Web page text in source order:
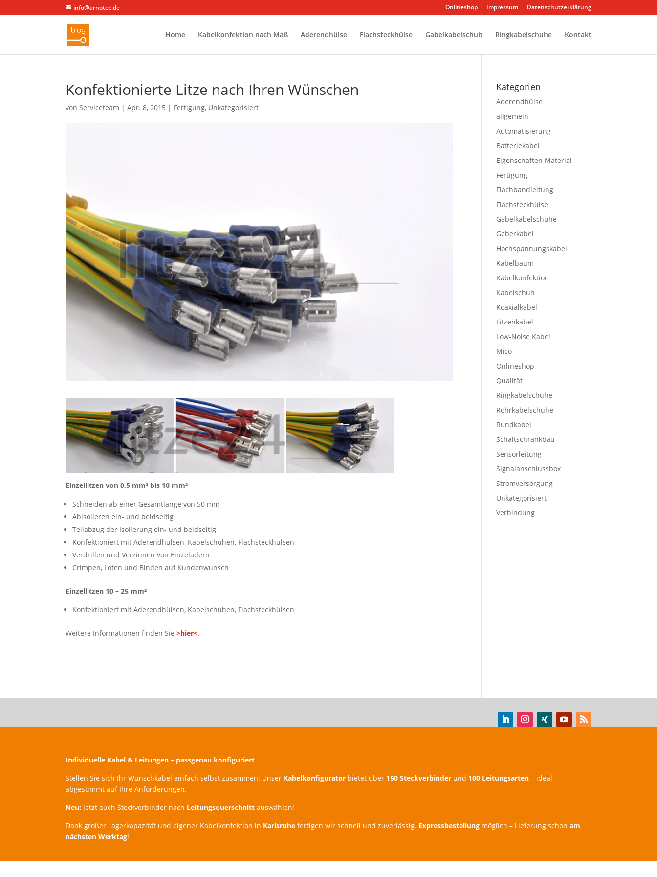
info@arnotec.de Onlineshop Impressum Datenschutzerklärung
Home Kabelkonfektion nach Maß Aderendhülse Flachsteckhülse Gabelkabelschuh Ringkabelschuhe Kontakt
Konfektionierte Litze nach Ihren Wünschen
vonServiceteam |Apr. 8, 2015 | Fertigung, Unkategorisiert
Einzellitzen von 0,5 mm² bis 10 mm²
Schneiden ab einer Gesamtlänge von 50 mm
Abisolieren ein- und beidseitig
Teilabzug der Isolierung ein- und beidseitig
Konfektioniert mit Aderendhülsen, Kabelschuhen, Flachsteckhülsen
Verdrillen und Verzinnen von Einzeladern
Crimpen, Löten und Binden auf Kundenwunsch
Einzellitzen 10 – 25 mm²
Konfektioniert mit Aderendhülsen, Kabelschuhen, Flachsteckhülsen
Weitere Informationen finden Sie>hier<.
Kategorien
Aderendhülse
allgemein
Automatisierung
Batteriekabel
Eigenschaften Material
Fertigung
Flachbandleitung
Flachsteckhülse
Gabelkabelschuhe
Geberkabel
Hochspannungskabel
Kabelbaum
Kabelkonfektion
Kabelschuh
Koaxialkabel
Litzenkabel
Low-Noise Kabel
Mico
Onlineshop
Qualität
Ringkabelschuhe
Rohrkabelschuhe
Rundkabel
Schaltschrankbau
Sensorleitung
Signalanschlussbox
Stromversorgung
Unkategorisiert
Verbindung
Individuelle Kabel & Leitungen – passgenau konfiguriert
Stellen Sie sich Ihr Wunschkabel einfach selbst zusammen: Unser Kabelkonfigurator bietet über 150 Steckverbinder und 100 Leitungsarten – ideal
abgestimmt auf Ihre Anforderungen.
Neu: Jetzt auch Steckverbinder nach Leitungsquerschnitt auswählen!
Dank großer Lagerkapazität und eigener Kabelkonfektion in Karlsruhe fertigen wir schnell und zuverlässig. Expressbestellung möglich – Lieferung schonam
nächsten Werktag!